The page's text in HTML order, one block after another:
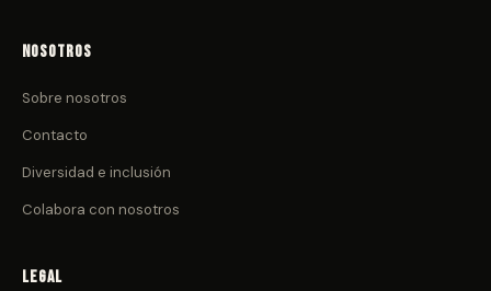
Nosotros
Sobre nosotros
Contacto
Diversidad e inclusión
Colabora con nosotros
Legal